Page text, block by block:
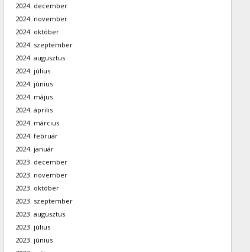
2024. december
2024. november
2024. október
2024. szeptember
2024. augusztus
2024. július
2024. június
2024. május
2024. április
2024. március
2024. február
2024. január
2023. december
2023. november
2023. október
2023. szeptember
2023. augusztus
2023. július
2023. június